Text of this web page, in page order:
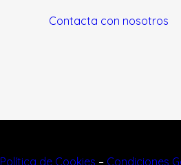
Contacta con nosotros
Política de Cookies – Condiciones